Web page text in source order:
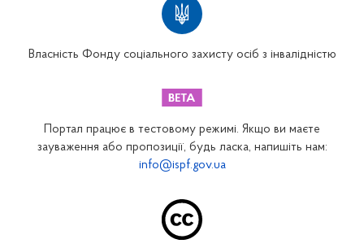
Закарпатське відділення
Запорізьке відділення
Власність Фонду соціального захисту осіб з інвалідністю
Портал працює в тестовому режимі. Якщо ви маєте
зауваження або пропозиції, будь ласка, напишіть нам:
info@ispf.gov.ua